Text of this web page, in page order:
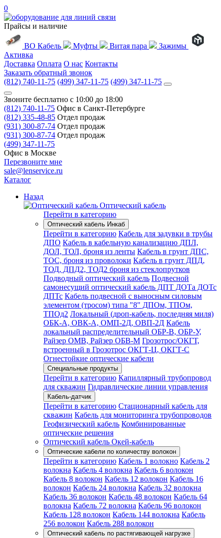
0
Прайсы и наличие
ВО Кабель Муфты Витая пара
Зажимы
Активка
Доставка Оплата О нас Контакты
Заказать обратный звонок
(812) 740-11-75 (499) 347-11-75 (499) 347-11-75
Звоните бесплатно с 10:00 до 18:00
(812) 740-11-75 Офис в Санкт-Петербурге
(812) 335-48-85 Отдел продаж
(931) 300-87-74 Отдел продаж
(931) 300-87-74 Отдел продаж
(499) 347-11-75
Офис в Москве
Перезвоните мне
sale@lenservice.ru
Каталог
Назад
Оптический кабель
Перейти в категорию
Оптический кабель Инкаб
Перейти в категорию Кабель для задувки в трубы
ДПО Кабель в кабельную канализацию ДПЛ,
ДОЛ, ТОЛ, броня из ленты Кабель в грунт ДПС,
ТОС, броня из проволоки Кабель в грунт ДПД,
ТОД, ДПД2, ТОД2 броня из стеклопрутков
Подводный оптический кабель Подвесной
самонесущий оптический кабель ДПТ ДОТа ДОТс
ДПТс Кабель подвесной с выносным силовым
элементом (тросом) типа "8" ДПОм, ТПОм,
ТПОд2 Локальный (дроп-кабель, последняя миля)
ОБК-А, ОВК-А, ОМП-2Д, ОВП-2Д Кабель
локальный распределительный ОБР-В, ОБР-У,
Райзер ОМВ, Райзер ОБВ-М Грозотрос/ОКГТ,
встроенный в Грозотрос ОКГТ-Ц, ОКГТ-С
Огнестойкие оптические кабели
Специальные продукты
Перейти в категорию Капиллярный трубопровод
для скважин Гидравлические линии управления
Кабель-датчик
Перейти в категорию Стационарный кабель для
скважин Кабель для мониторинга трубопроводов
Геофизический кабель Комбинированные
оптические решения
Оптический кабель Окей-кабель
Оптические кабели по количеству волокон
Перейти в категорию Кабель 1 волокно Кабель 2
волокна Кабель 4 волокна Кабель 6 волокон
Кабель 8 волокон Кабель 12 волокон Кабель 16
волокон Кабель 24 волокна Кабель 32 волокна
Кабель 36 волокон Кабель 48 волокон Кабель 64
волокна Кабель 72 волокна Кабель 96 волокон
Кабель 128 волокон Кабель 144 волокна Кабель
256 волокон Кабель 288 волокон
Оптический кабель по растягивающей нагрузке